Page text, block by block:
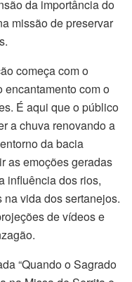
da importância do
missão de preservar
começa com o
encantamento com o
É aqui que o público
a chuva renovando a
da bacia
as emoções geradas
influência dos rios,
vida dos sertanejos.
de vídeos e
“Quando o Sagrado